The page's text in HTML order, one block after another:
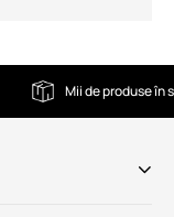
Mii de produse în